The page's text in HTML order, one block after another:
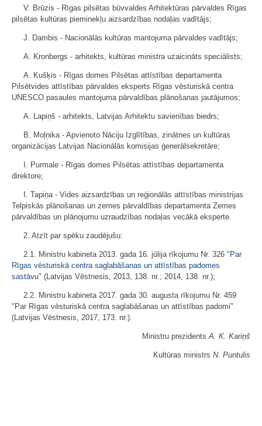
V. Brūzis - Rīgas pilsētas būvvaldes Arhitektūras pārvaldes Rīgas
pilsētas kultūras pieminekļu aizsardzības nodaļas vadītājs;
J. Dambis - Nacionālās kultūras mantojuma pārvaldes vadītājs;
A. Kronbergs - arhitekts, kultūras ministra uzaicināts speciālists;
A. Kušķis - Rīgas domes Pilsētas attīstības departamenta
Pilsētvides attīstības pārvaldes eksperts Rīgas vēsturiskā centra
UNESCO pasaules mantojuma pārvaldības plānošanas jautājumos;
A. Lapiņš - arhitekts, Latvijas Arhitektu savienības biedrs;
B. Moļņika - Apvienoto Nāciju Izglītības, zinātnes un kultūras
organizācijas Latvijas Nacionālās komisijas ģenerālsekretāre;
I. Purmale - Rīgas domes Pilsētas attīstības departamenta
direktore;
I. Tapiņa - Vides aizsardzības un reģionālās attīstības ministrijas
Telpiskās plānošanas un zemes pārvaldības departamenta Zemes
pārvaldības un plānojumu uzraudzības nodaļas vecākā eksperte.
2. Atzīt par spēku zaudējušu:
2.1. Ministru kabineta 2013. gada 16. jūlija rīkojumu Nr. 326 " Par
Rīgas vēsturiskā centra saglabāšanas un attīstības padomes
sastāvu" (Latvijas Vēstnesis, 2013, 138. nr.; 2014, 138. nr.);
2.2. Ministru kabineta 2017. gada 30. augusta rīkojumu Nr. 459
"Par Rīgas vēsturiskā centra saglabāšanas un attīstības padomi"
(Latvijas Vēstnesis, 2017, 173. nr.).
Ministru prezidentsA. K. Kariņš
Kultūras ministrs N. Puntulis